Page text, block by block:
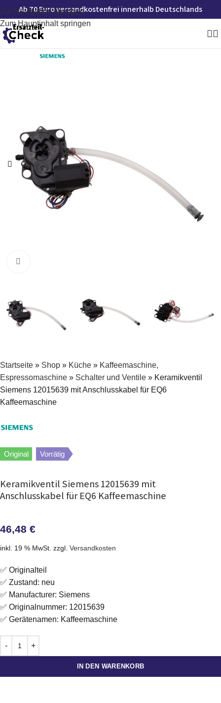
Zur Navigation springen
Zum Hauptinhalt springen
Ab 70 Euro versandkostenfrei innerhalb Deutschlands
Startseite » Shop » Küche » Kaffeemaschine,
Espressomaschine » Schalter und Ventile » Keramikventil
Siemens 12015639 mit Anschlusskabel für EQ6
Kaffeemaschine
Original Vorrätig
Keramikventil Siemens 12015639 mit
Anschlusskabel für EQ6 Kaffeemaschine
46,48 €
inkl. 19 % MwSt. zzgl. Versandkosten
✅ Originalteil
✅ Zustand: neu
✅ Manufacturer: Siemens
✅ Originalnummer: 12015639
✅ Gerätenamen: Kaffeemaschine
IN DEN WARENKORB